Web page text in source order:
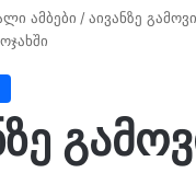
ამბები /აივანზე